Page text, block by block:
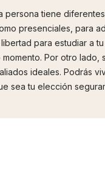
persona tiene
presenciales, para
para estudiar a
Por otro
ideales. Podrás
sea tu elección